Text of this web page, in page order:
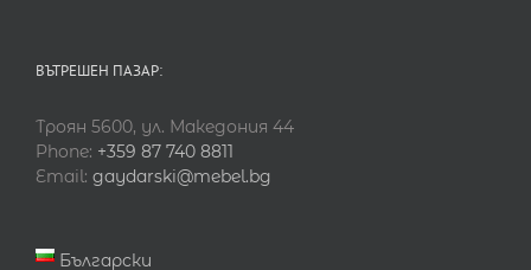
ВЪТРЕШЕН ПАЗАР:
Троян 5600, ул. Македония 44
Phone: +359 87 740 8811
Email: gaydarski@mebel.bg
Български